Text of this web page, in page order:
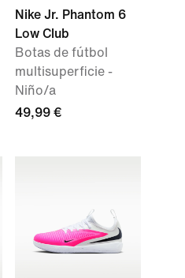
Nike Jr. Phantom 6
Low Club
Botas de fútbol
multisuperficie -
Niño/a
49,99 €